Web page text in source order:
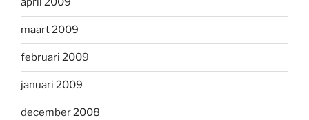
maart 2009
februari 2009
januari 2009
december 2008